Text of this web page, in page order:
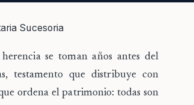
Sucesoria
se toman años antes del
testamento que distribuye con
ordena el patrimonio: todas son